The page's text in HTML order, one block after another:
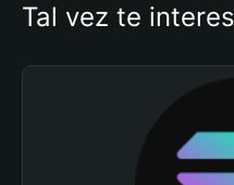
Tal vez te